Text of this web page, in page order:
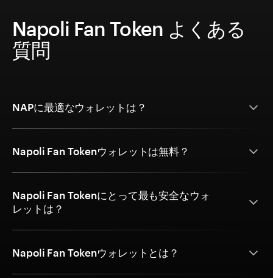
Napoli Fan Token よくある
質問
NAPに最適なウォレットは？
Napoli Fan Tokenウォレットは無料？
Napoli Fan Tokenにとって最も安全なウォ
レットは？
Napoli Fan Tokenウォレットとは？